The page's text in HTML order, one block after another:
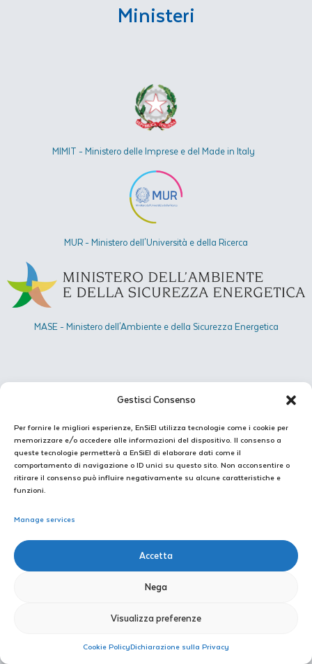
Gestisci Consenso
Per fornire le migliori esperienze, EnSiEl utilizza tecnologie come i cookie per
memorizzare e/o accedere alle informazioni del dispositivo. Il consenso a
queste tecnologie permetterà a EnSiEl di elaborare dati come il
comportamento di navigazione o ID unici su questo sito. Non acconsentire o
ritirare il consenso può influire negativamente su alcune caratteristiche e
funzioni.
Manage services
Accetta
Nega
Visualizza preferenze
Cookie PolicyDichiarazione sulla Privacy
Ministeri
MIMIT - Ministero delle Imprese e del Made in Italy
MUR - Ministero dell'Università e della Ricerca
MASE - Ministero dell'Ambiente e della Sicurezza Energetica​
Relazioni istituzionali
EnSiEL: National Focal Point